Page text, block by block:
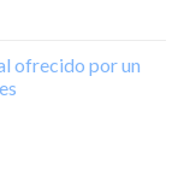
ofrecido por un